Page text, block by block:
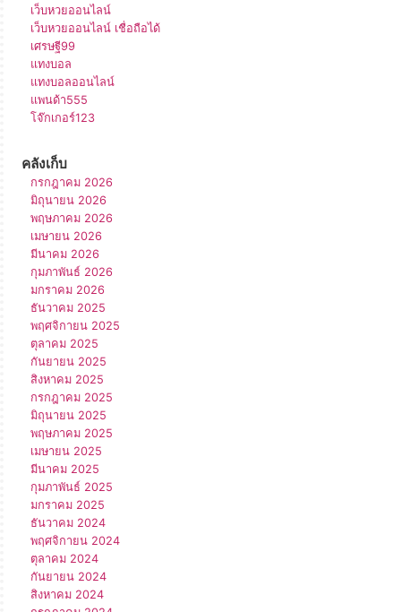
เว็บหวยออนไลน์
เว็บหวยออนไลน์ เชื่อถือได้
เศรษฐี99
แทงบอล
แทงบอลออนไลน์
แพนด้า555
โจ๊กเกอร์123
คลังเก็บ
กรกฎาคม 2026
มิถุนายน 2026
พฤษภาคม 2026
เมษายน 2026
มีนาคม 2026
กุมภาพันธ์ 2026
มกราคม 2026
ธันวาคม 2025
พฤศจิกายน 2025
ตุลาคม 2025
กันยายน 2025
สิงหาคม 2025
กรกฎาคม 2025
มิถุนายน 2025
พฤษภาคม 2025
เมษายน 2025
มีนาคม 2025
กุมภาพันธ์ 2025
มกราคม 2025
ธันวาคม 2024
พฤศจิกายน 2024
ตุลาคม 2024
กันยายน 2024
สิงหาคม 2024